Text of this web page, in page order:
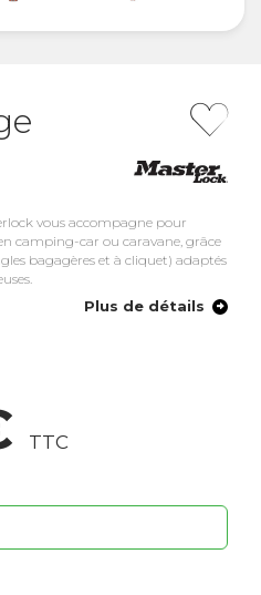
vous accompagne pour
camping-car ou caravane, grâce
bagagères et à cliquet) adaptés
Plus de détails
TTC